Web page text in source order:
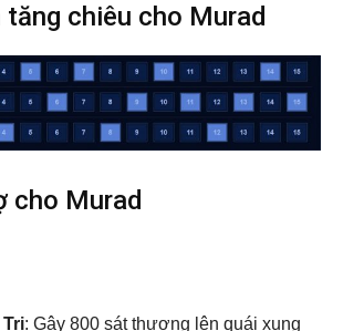
chiêu cho Murad
cho Murad
: Gây 800 sát thương lên quái xung